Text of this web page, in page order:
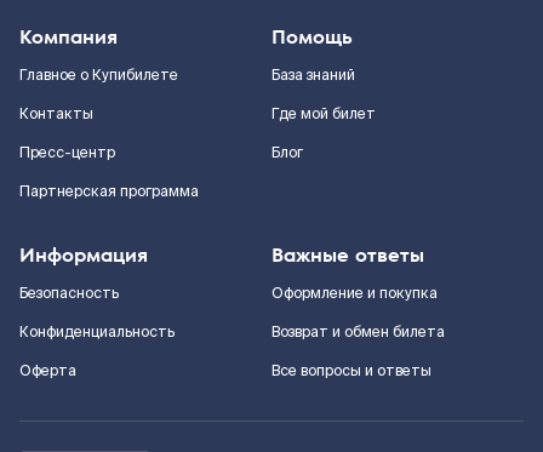
Компания
Главное о Купибилете
Контакты
Пресс-центр
Партнерская программа
Помощь
База знаний
Где мой билет
Блог
Информация
Безопасность
Конфиденциальность
Оферта
Важные ответы
Оформление и покупка
Возврат и обмен билета
Все вопросы и ответы